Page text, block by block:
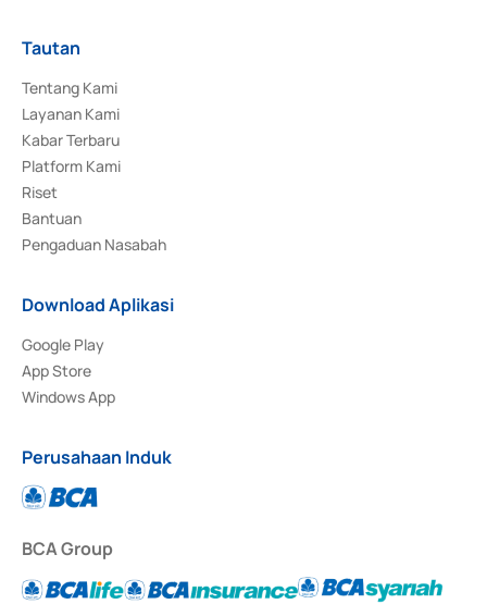
Tautan
Tentang Kami
Layanan Kami
Kabar Terbaru
Platform Kami
Riset
Bantuan
Pengaduan Nasabah
Download Aplikasi
Google Play
App Store
Windows App
Perusahaan Induk
BCA Group